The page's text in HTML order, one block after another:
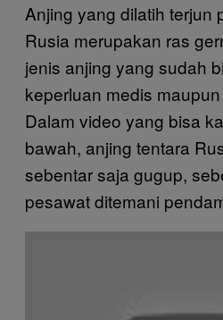
Anjing yang dilatih terjun
Rusia merupakan ras
jenis anjing yang sudah
keperluan medis
Dalam video yang bisa
bawah, anjing tentara
sebentar saja gugup,
pesawat ditemani